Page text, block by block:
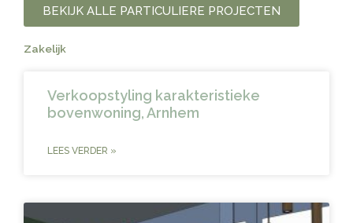
BEKIJK ALLE PARTICULIERE PROJECTEN
Zakelijk
Verkoopstyling karakteristieke
bovenwoning, Arnhem
LEES VERDER »